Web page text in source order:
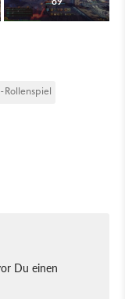
Rollenspiel
Du einen